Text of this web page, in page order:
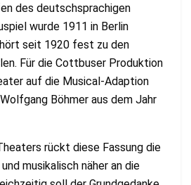
des deutschsprachigen
wurde 1911 in Berlin
seit 1920 fest zu den
Für die Cottbuser Produktion
auf die Musical-Adaption
Böhmer aus dem Jahr
rückt diese Fassung die
musikalisch näher an die